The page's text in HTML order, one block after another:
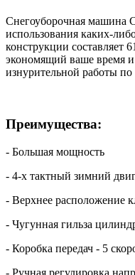
Снегоуборочная машина
использования каких-
конструкции составляет
экономящий ваше время
изнурительной работы
Преимущества:
- Большая мощность
- 4-х тактный зимний
- Верхнее расположение
- Чугунная гильза
- Коробка передач - 5
- Ручная регулировка